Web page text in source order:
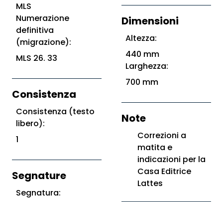
MLS
Numerazione
definitiva
(migrazione):
MLS 26. 33
Consistenza
Consistenza (testo
libero):
1
Segnature
Segnatura:
Dimensioni
Altezza:
440 mm
Larghezza:
700 mm
Note
Correzioni a
matita e
indicazioni per la
Casa Editrice
Lattes